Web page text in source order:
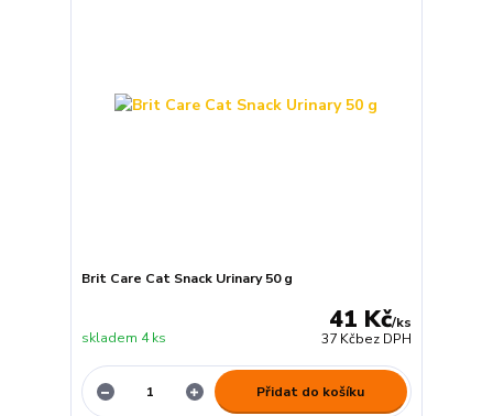
Brit Care Cat Snack Urinary 50 g
41 Kč/ks
37 Kčbez DPH
skladem 4 ks
Přidat do košíku